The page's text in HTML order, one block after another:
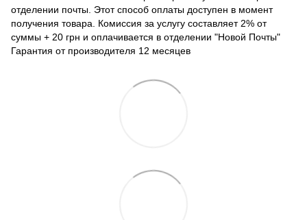
отделении почты. Этот способ оплаты доступен в момент
получения товара. Комиссия за услугу составляет 2% от
суммы + 20 грн и оплачивается в отделении "Новой Почты"
Гарантия от производителя 12 месяцев